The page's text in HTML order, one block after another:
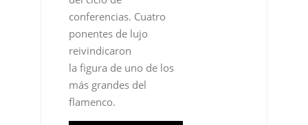
conferencias. Cuatro
ponentes de lujo
reivindicaron
la figura de uno de los
más grandes del
flamenco.